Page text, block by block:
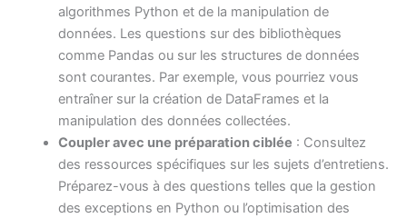
algorithmes Python et de la manipulation de
données. Les questions sur des bibliothèques
comme Pandas ou sur les structures de données
sont courantes. Par exemple, vous pourriez vous
entraîner sur la création de DataFrames et la
manipulation des données collectées.
Coupler avec une préparation ciblée : Consultez
des ressources spécifiques sur les sujets d’entretiens.
Préparez-vous à des questions telles que la gestion
des exceptions en Python ou l’optimisation des